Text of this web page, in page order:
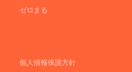
ゼロまる
個人情報保護方針